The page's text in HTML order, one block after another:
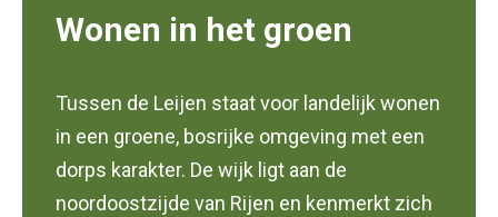
Wonen in het groen
Tussen de Leijen staat voor landelijk wonen
in een groene, bosrijke omgeving met een
dorps karakter. De wijk ligt aan de
noordoostzijde van Rijen en kenmerkt zich